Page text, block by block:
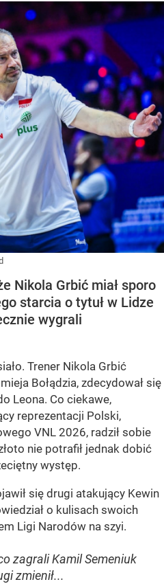
Nikola Grbić miał sporo
starcia o tytuł w Lidze
wygrali
Trener Nikola Grbić
Bołądzia, zdecydował się
Leona. Co ciekawe,
reprezentacji Polski,
VNL 2026, radził sobie
nie potrafił jednak dobić
występ.
się drugi atakujący Kewin
o kulisach swoich
Ligi Narodów na szyi.
zagrali Kamil Semeniuk
zmienił...